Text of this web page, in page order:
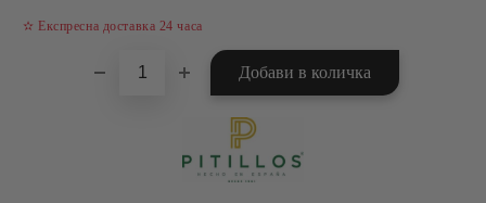
✫ Експресна доставка 24 часа